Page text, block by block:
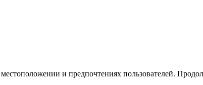
и предпочтениях пользователей.